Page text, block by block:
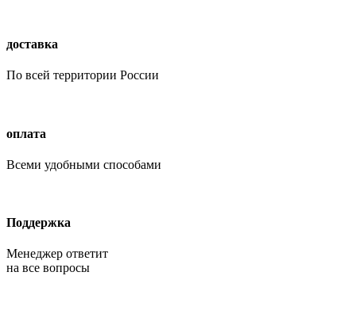
доставка
По всей территории России
оплата
Всеми удобными способами
Поддержка
Менеджер ответит
на все вопросы